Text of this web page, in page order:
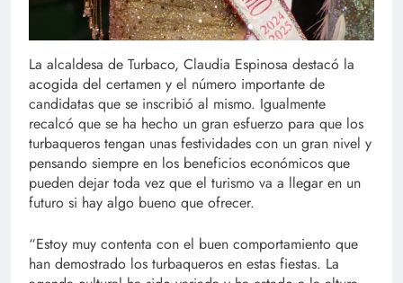
La alcaldesa de Turbaco, Claudia Espinosa destacó la
acogida del certamen y el número importante de
candidatas que se inscribió al mismo. Igualmente
recalcó que se ha hecho un gran esfuerzo para que los
turbaqueros tengan unas festividades con un gran nivel y
pensando siempre en los beneficios económicos que
pueden dejar toda vez que el turismo va a llegar en un
futuro si hay algo bueno que ofrecer.
“Estoy muy contenta con el buen comportamiento que
han demostrado los turbaqueros en estas fiestas. La